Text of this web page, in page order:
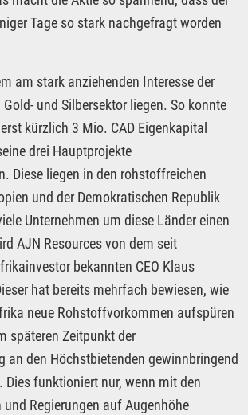
Tage so stark nachgefragt worden
am stark anziehenden Interesse der
und Silbersektor liegen. So konnte
kürzlich 3 Mio. CAD Eigenkapital
drei Hauptprojekte
Diese liegen in den rohstoffreichen
und der Demokratischen Republik
Unternehmen um diese Länder einen
AJN Resources von dem seit
bekannten CEO Klaus
hat bereits mehrfach bewiesen, wie
neue Rohstoffvorkommen aufspüren
späteren Zeitpunkt der
an den Höchstbietenden gewinnbringend
Dies funktioniert nur, wenn mit den
Regierungen auf Augenhöhe